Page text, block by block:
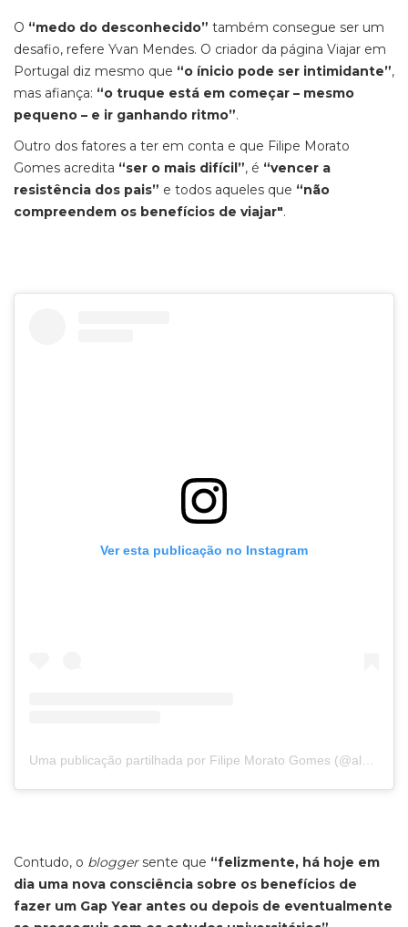
O “medo do desconhecido” também consegue ser um
desafio, refere Yvan Mendes. O criador da página Viajar em
Portugal diz mesmo que “o ínicio pode ser intimidante”,
mas afiança: “o truque está em começar – mesmo
pequeno – e ir ganhando ritmo”.
Outro dos fatores a ter em conta e que Filipe Morato
Gomes acredita “ser o mais difícil”, é “vencer a
resistência dos pais” e todos aqueles que “não
compreendem os benefícios de viajar".
Ver esta publicação no Instagram
Contudo, o bloggersente que “felizmente, há hoje em
dia uma nova consciência sobre os benefícios de
fazer um Gap Year antes ou depois de eventualmente